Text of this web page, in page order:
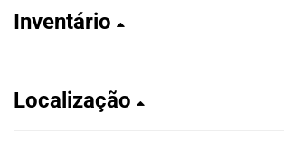
Inventário
Localização